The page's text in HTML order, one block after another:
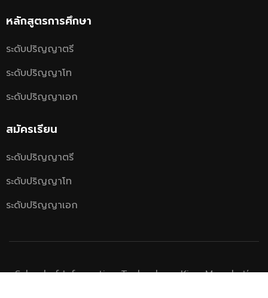
หลักสูตรการศึกษา
ระดับปริญญาตรี
ระดับปริญญาโท
ระดับปริญญาเอก
สมัครเรียน
ระดับปริญญาตรี
ระดับปริญญาโท
ระดับปริญญาเอก
School of Information Technology, King Mongkut’s